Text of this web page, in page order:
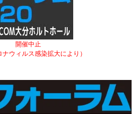
開催中止
ナウィルス感染拡大により）